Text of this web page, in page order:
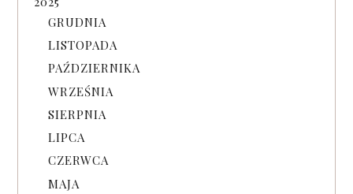
GRUDNIA
LISTOPADA
PAŹDZIERNIKA
WRZEŚNIA
SIERPNIA
LIPCA
CZERWCA
MAJA